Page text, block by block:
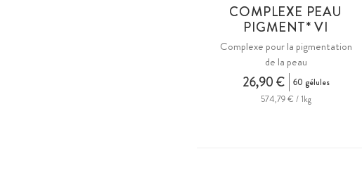
COMPLEXE PEAU
PIGMENT* VI
Complexe pour la pigmentation
de la peau
26,90 €
60 gélules
574,79 € / 1kg